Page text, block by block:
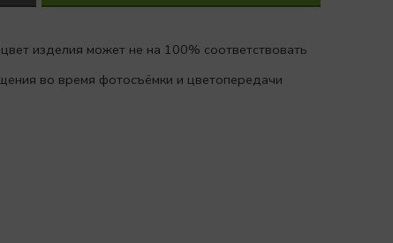
изделия может не на 100% соответствовать
во время фотосъёмки и цветопередачи